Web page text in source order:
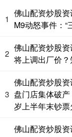
期指IC0
1
佛山配资炒股
M9动怒事件：“
2
佛山配资炒股
将上调出厂价
3
佛山配资炒股资
盘门店集体破
岁上半年末钞
佛山配资炒股